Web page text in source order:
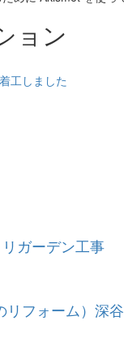
ョン
工しました
ガーデン工事
リフォーム）深